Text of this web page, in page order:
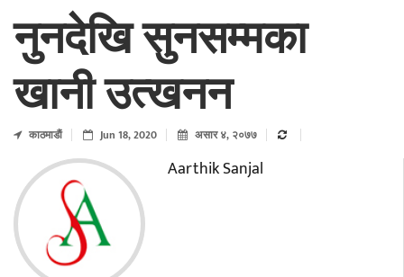
नुनदेखि सुनसम्मका
खानी उत्खनन
काठमाडाैं Jun 18, 2020 असार ४, २०७७
Aarthik Sanjal